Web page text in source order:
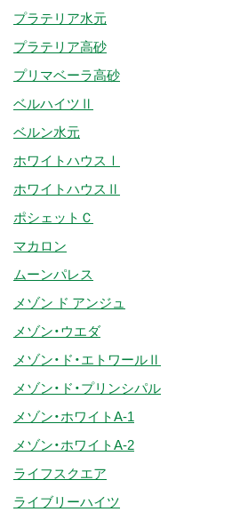
プラテリア水元
プラテリア高砂
プリマベーラ高砂
ベルハイツⅡ
ベルン水元
ホワイトハウスⅠ
ホワイトハウスⅡ
ポシェットＣ
マカロン
ムーンパレス
メゾン ド アンジュ
メゾン・ウエダ
メゾン・ド・エトワールⅡ
メゾン・ド・プリンシパル
メゾン・ホワイトA-1
メゾン・ホワイトA-2
ライフスクエア
ライブリーハイツ